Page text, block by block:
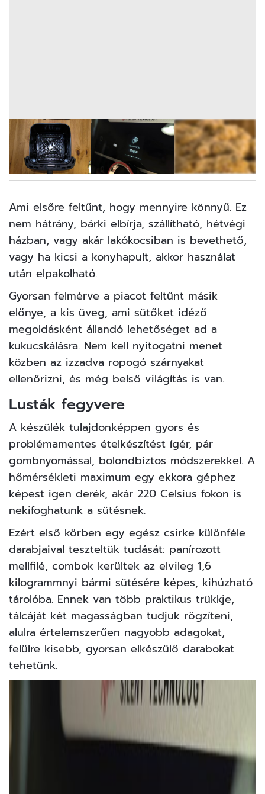
Ami elsőre feltűnt, hogy mennyire könnyű. Ez
nem hátrány, bárki elbírja, szállítható, hétvégi
házban, vagy akár lakókocsiban is bevethető,
vagy ha kicsi a konyhapult, akkor használat
után elpakolható.
Gyorsan felmérve a piacot feltűnt másik
előnye, a kis üveg, ami sütőket idéző
megoldásként állandó lehetőséget ad a
kukucskálásra. Nem kell nyitogatni menet
közben az izzadva ropogó szárnyakat
ellenőrizni, és még belső világítás is van.
Lusták fegyvere
A készülék tulajdonképpen gyors és
problémamentes ételkészítést ígér, pár
gombnyomással, bolondbiztos módszerekkel. A
hőmérsékleti maximum egy ekkora géphez
képest igen derék, akár 220 Celsius fokon is
nekifoghatunk a sütésnek.
Ezért első körben egy egész csirke különféle
darabjaival teszteltük tudását: panírozott
mellfilé, combok kerültek az elvileg 1,6
kilogrammnyi bármi sütésére képes, kihúzható
tárolóba. Ennek van több praktikus trükkje,
tálcáját két magasságban tudjuk rögzíteni,
alulra értelemszerűen nagyobb adagokat,
felülre kisebb, gyorsan elkészülő darabokat
tehetünk.